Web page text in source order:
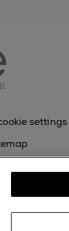
settings
instagram